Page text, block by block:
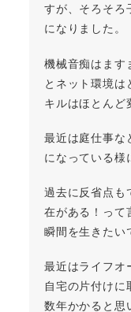
すが、そろそろ
になりました。
機械音痴はま
とネット環境は
キルはほとんど
最近は庭仕事な
になっている様
過去に反省点も
在がある！って
瞬間を生きたい
最近はライフオ
自宅の片付けに
数年かかると思